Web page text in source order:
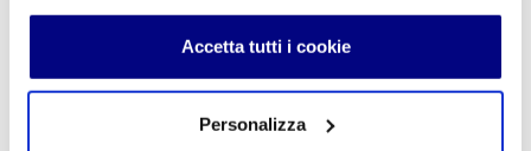
Accetta tutti i cookie
Personalizza
Acconsento al trattamento deidati personali.*